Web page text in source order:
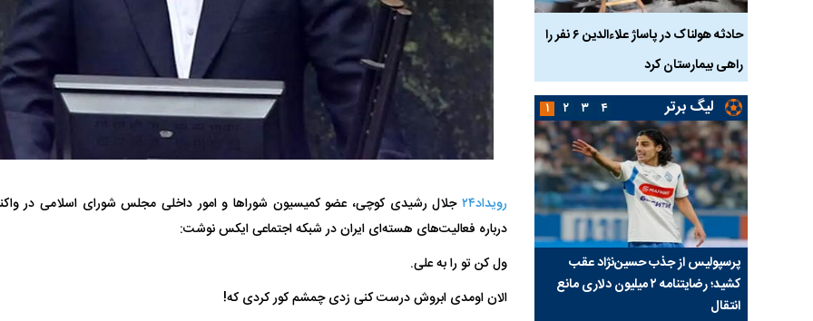
رویداد۲۴
جلال رشیدی کوچی، عضو کمیسیون شورا‌ها و امور داخلی مجلس شورای اسلامی در
درباره فعالیت‌های هسته‌ای ایران در شبکه اجتماعی ایکس نوشت:
ول کن تو را به علی.
‌الان اومدی ابروش درست کنی زدی چمشم کور کردی که!
حادثه هولناک در پاساژ علاءالدین ۶ نفر را
راهی بیمارستان کرد
ردپای سیاست در یک جنایت مرموز؛
ماجرای قتل مداح معروف چیست؟
جراحان قلابی در شمال تهران بازداشت
شدند؛ از تزریق فیلر تا جراحی پلک
راهی بیمارستان
لیگ برتر
پرسپولیس از جذب حسین‌نژاد عقب
کشید؛ رضایتنامه ۲ میلیون دلاری مانع
انتقال
بازی‌های لیگ برتر فوتبال با تماشاگر
۱ ۲ ۳ ۴